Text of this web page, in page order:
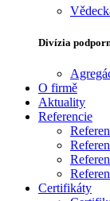
Divízia
O firmě
Aktuality
Referencie
Certifikáty